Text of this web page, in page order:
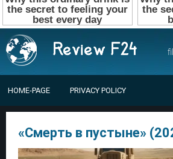
HOME-PAGE PRIVACY POLICY
«Смерть в пустыне»